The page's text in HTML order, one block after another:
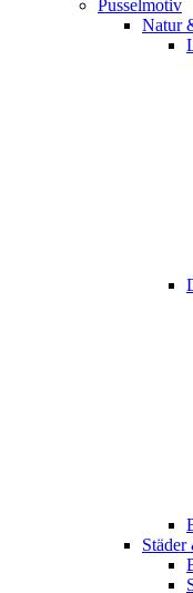
Pusselmotiv
Natur
Städer